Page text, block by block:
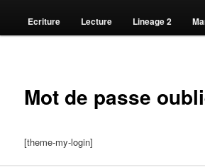
Ecriture Lecture Lineage 2
Mot de passe
[theme-my-login]